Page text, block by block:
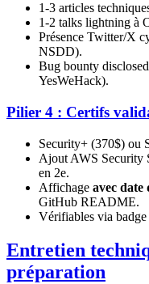
1-3 articles
1-2 talks lightning à
Présence Twitter/X
NSDD).
Bug bounty
YesWeHack).
Pilier 4 : Certifs
Security+ (370$) ou
Ajout AWS Security
en 2e.
Affichage avec date
GitHub README.
Vérifiables via
Entretien
préparation